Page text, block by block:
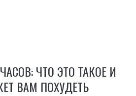
ЧТО ЭТО ТАКОЕ И
ВАМ ПОХУДЕТЬ